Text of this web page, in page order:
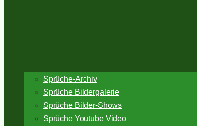
Sprüche-Archiv
Sprüche Bildergalerie
Sprüche Bilder-Shows
Sprüche Youtube Video